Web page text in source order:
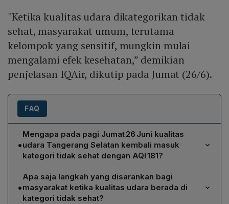
"Ketika kualitas udara dikategorikan tidak
sehat, masyarakat umum, terutama
kelompok yang sensitif, mungkin mulai
mengalami efek kesehatan,” demikian
penjelasan IQAir, dikutip pada Jumat (26/6).
FAQ
•
Mengapa pada pagi Jumat 26 Juni kualitas
udara Tangerang Selatan kembali masuk
kategori tidak sehat dengan AQI 181?
Menurut pemantauan IQAir pukul 07.17 WIB, konsentrasi
polutan utama—terutama PM2.5 dan PM10—di
Tangerang Selatan melebihi ambang batas yang
•
Apa saja langkah yang disarankan bagi
masyarakat ketika kualitas udara berada di
kategori tidak sehat?